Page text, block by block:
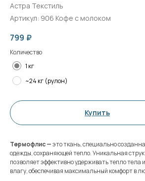
Астра Текстиль
Артикул: 906 Кофе с молоком
799 ₽
Количество
1 кг
~24 кг (рулон)
Купить
Термофлис —это ткань, специально
одежды, сохраняющей тепло. Уникальная
позволяет эффективно удерживать тепло
влагу, обеспечивая максимальный комфорт в